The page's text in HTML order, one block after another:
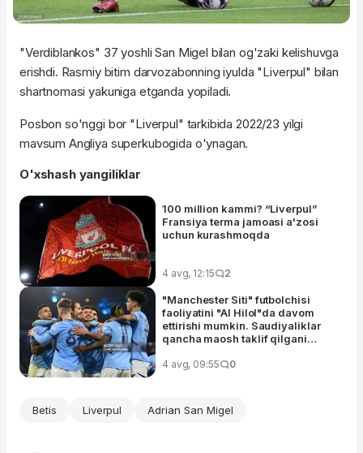
"Verdiblankos" 37 yoshli San Migel bilan og'zaki kelishuvga
erishdi. Rasmiy bitim darvozabonning iyulda "Liverpul" bilan
shartnomasi yakuniga etganda yopiladi.
Posbon so'nggi bor "Liverpul" tarkibida 2022/23 yilgi
mavsum Angliya superkubogida o'ynagan.
O'xshash yangiliklar
100 million kammi? “Liverpul”
Fransiya terma jamoasi a'zosi
uchun kurashmoqda
4 avg, 12:15 2
"Manchester Siti" futbolchisi
faoliyatini "Al Hilol"da davom
ettirishi mumkin. Saudiyaliklar
qancha maosh taklif qilgani
4 avg, 09:55 0
Betis Liverpul Adrian San Migel